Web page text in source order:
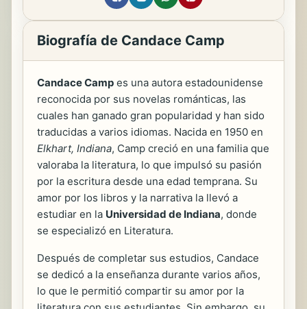
Biografía de Candace Camp
Candace Camp es una autora estadounidense
reconocida por sus novelas románticas, las
cuales han ganado gran popularidad y han sido
traducidas a varios idiomas. Nacida en 1950 en
Elkhart, Indiana, Camp creció en una familia que
valoraba la literatura, lo que impulsó su pasión
por la escritura desde una edad temprana. Su
amor por los libros y la narrativa la llevó a
estudiar en la Universidad de Indiana, donde
se especializó en Literatura.
Después de completar sus estudios, Candace
se dedicó a la enseñanza durante varios años,
lo que le permitió compartir su amor por la